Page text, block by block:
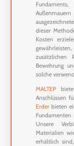
dieser
Kosten
zusätzlichen
Bewehrung
solche
MALTEP
Anschlüssen
Erder bieten
Unsere
Materialien
erhältlich